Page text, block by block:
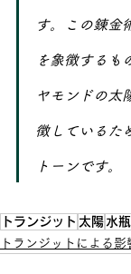
す。この錬金
を象徴するも
ヤモンドの太
徴しているた
トーンです。
トランジット 太陽 水
トランジットによる影